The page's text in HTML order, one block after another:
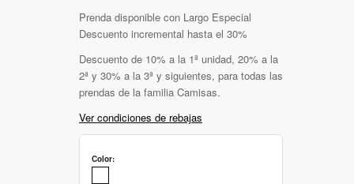
Prenda disponible con Largo Especial
Descuento incremental hasta el 30%
Descuento de 10% a la 1ª unidad, 20% a la
2ª y 30% a la 3ª y siguientes, para todas las
prendas de la familia Camisas.
Ver condiciones de rebajas
Color: